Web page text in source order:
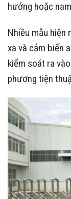
hướng hoặc
Nhiều mẫu hiện
xa và cảm biến
kiểm soát ra
phương tiện